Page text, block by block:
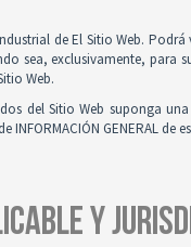
de El Sitio Web.
sea, exclusivamente,
Web.
del Sitio Web suponga
GENERAL de
Y